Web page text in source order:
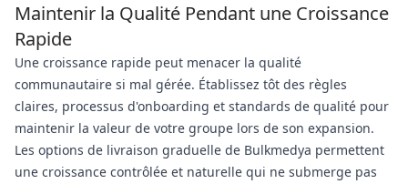
Maintenir la Qualité Pendant une Croissance
Rapide
Une croissance rapide peut menacer la qualité
communautaire si mal gérée. Établissez tôt des règles
claires, processus d'onboarding et standards de qualité pour
maintenir la valeur de votre groupe lors de son expansion.
Les options de livraison graduelle de Bulkmedya permettent
une croissance contrôlée et naturelle qui ne submerge pas